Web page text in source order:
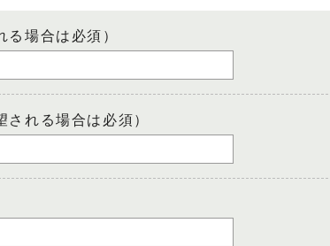
場合は必須）
れる場合は必須）